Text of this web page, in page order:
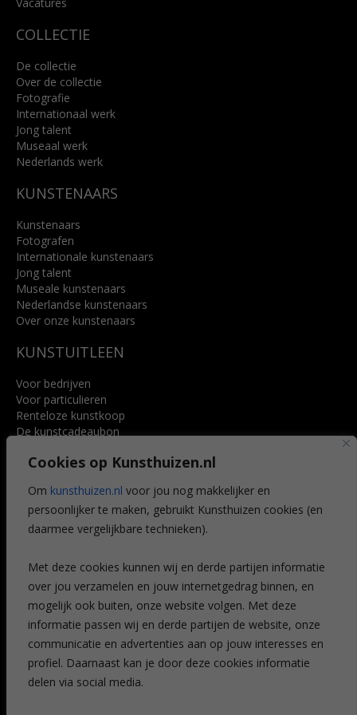
Cookies op Kunsthuizen.nl
Om kunsthuizen.nl voor jou nog makkelijker en
persoonlijker te maken, gebruikt Kunsthuizen cookies (en
daarmee vergelijkbare technieken).
Met deze cookies kunnen wij en derde partijen informatie
over jou verzamelen en jouw internetgedrag binnen, en
mogelijk ook buiten, onze website volgen. Met deze
informatie passen wij en derde partijen de website, onze
communicatie en advertenties aan op jouw interesses en
profiel. Daarnaast kan je door deze cookies informatie
delen via social media.
COLLECTIE
De collectie
Over de collectie
Fotografie
Internationaal werk
Jong talent
Museaal werk
Nederlands werk
KUNSTENAARS
Kunstenaars
Fotografen
Internationale kunstenaars
Jong talent
Museale kunstenaars
Nederlandse kunstenaars
Over onze kunstenaars
KUNSTUITLEEN
Voor bedrijven
Voor particulieren
Renteloze kunstkoop
De kunstcadeaubon
Voordelen
Veelgestelde vragen
CONTACT
Leiden
Amsterdam
Breda
Favorieten
Mijn art alert
NIEUWSBRIEF